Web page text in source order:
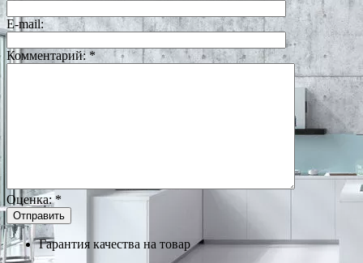
E-mail:
Комментарий:*
Оценка:*
Гарантия качества на товар